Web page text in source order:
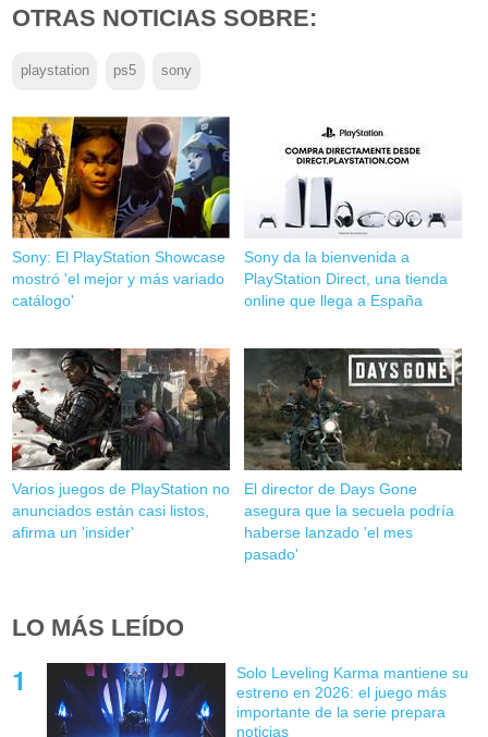
OTRAS NOTICIAS SOBRE:
playstation ps5 sony
Sony: El PlayStation Showcase
mostró 'el mejor y más variado
catálogo'
Sony da la bienvenida a
PlayStation Direct, una tienda
online que llega a España
Varios juegos de PlayStation no
anunciados están casi listos,
afirma un 'insider'
El director de Days Gone
asegura que la secuela podría
haberse lanzado 'el mes
pasado'
LO MÁS LEÍDO
Solo Leveling Karma mantiene su
estreno en 2026: el juego más
importante de la serie prepara
noticias